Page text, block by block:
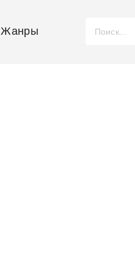
Жанры